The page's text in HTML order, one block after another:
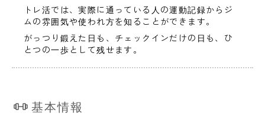
トレ活では、実際に通っている人の運動記録からジ
ムの雰囲気や使われ方を知ることができます。
がっつり鍛えた日も、チェックインだけの日も、ひ
とつの一歩として残せます。
基本情報